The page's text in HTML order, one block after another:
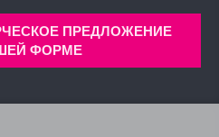
ПРЕДЛОЖЕНИЕ
ФОРМЕ